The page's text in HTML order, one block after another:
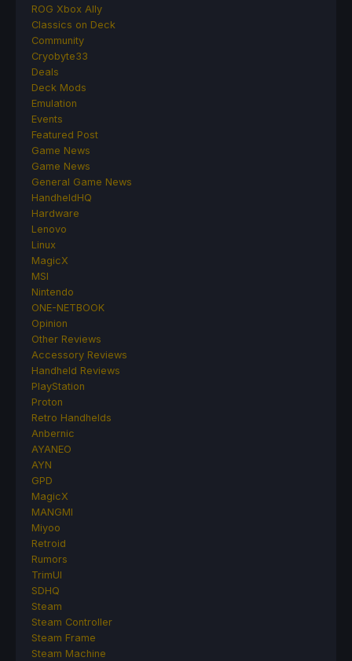
ROG Xbox Ally
Classics on Deck
Community
Cryobyte33
Deals
Deck Mods
Emulation
Events
Featured Post
Game News
Game News
General Game News
HandheldHQ
Hardware
Lenovo
Linux
MagicX
MSI
Nintendo
ONE-NETBOOK
Opinion
Other Reviews
Accessory Reviews
Handheld Reviews
PlayStation
Proton
Retro Handhelds
Anbernic
AYANEO
AYN
GPD
MagicX
MANGMI
Miyoo
Retroid
Rumors
TrimUI
SDHQ
Steam
Steam Controller
Steam Frame
Steam Machine